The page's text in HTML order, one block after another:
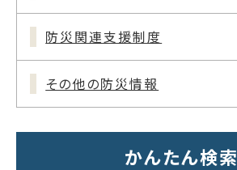
防災関連支援制度
その他の防災情報
かんたん検索